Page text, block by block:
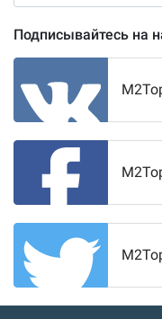
Подписывайтесь на